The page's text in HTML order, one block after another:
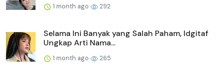
1 month ago 292
Selama Ini Banyak yang Salah Paham, Idgitaf
Ungkap Arti Nama...
1 month ago 265